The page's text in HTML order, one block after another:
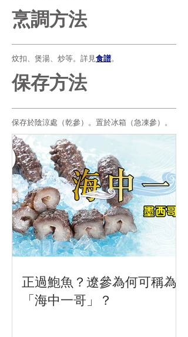
烹調方法
炆扣、煲湯、炒等。詳見食譜。
保存方法
保存於陰涼處（乾參）。置於冰箱（急凍參）。
正過鮑魚？遼參為何可稱為
「海中一哥」？